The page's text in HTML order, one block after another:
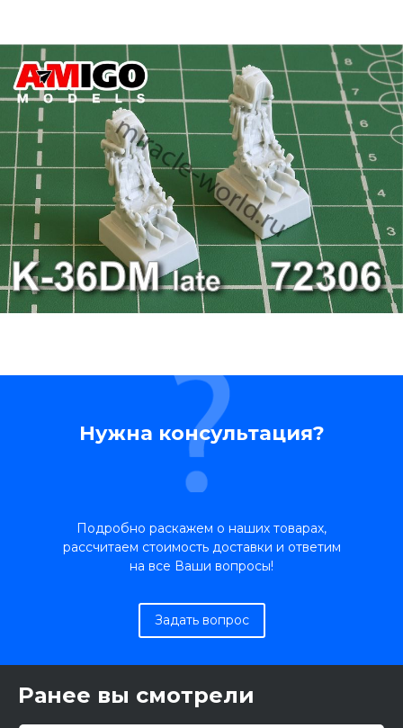
Нужна консультация?
Подробно раскажем о наших товарах,
рассчитаем стоимость доставки и ответим
на все Ваши вопросы!
Задать вопрос
Ранее вы смотрели